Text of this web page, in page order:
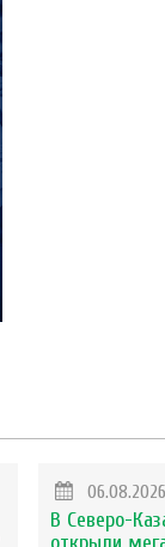
06.08.2026
В Северо-